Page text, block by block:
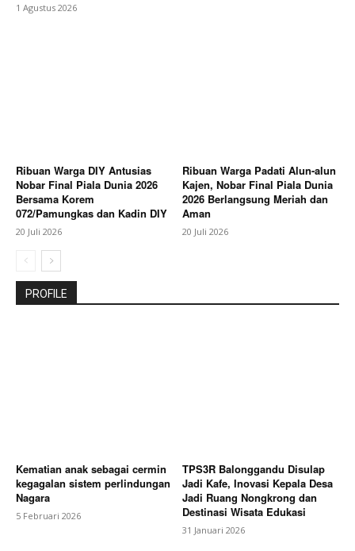
1 Agustus 2026
Ribuan Warga DIY Antusias
Nobar Final Piala Dunia 2026
Bersama Korem
072/Pamungkas dan Kadin DIY
20 Juli 2026
Ribuan Warga Padati Alun-alun
Kajen, Nobar Final Piala Dunia
2026 Berlangsung Meriah dan
Aman
20 Juli 2026
PROFILE
Kematian anak sebagai cermin
kegagalan sistem perlindungan
Nagara
5 Februari 2026
TPS3R Balonggandu Disulap
Jadi Kafe, Inovasi Kepala Desa
Jadi Ruang Nongkrong dan
Destinasi Wisata Edukasi
31 Januari 2026